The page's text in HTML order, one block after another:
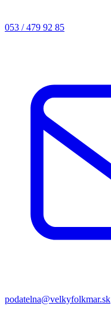
053 / 479 92 85
podatelna@velkyfolkmar.sk